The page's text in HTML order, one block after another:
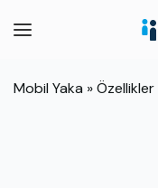
Mobil Yaka »Özellikler